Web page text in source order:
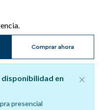
Comprar ahora
en
presencial